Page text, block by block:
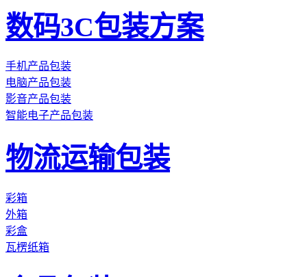
数码3C包装方案
手机产品包装
电脑产品包装
影音产品包装
智能电子产品包装
物流运输包装
彩箱
外箱
彩盒
瓦楞纸箱